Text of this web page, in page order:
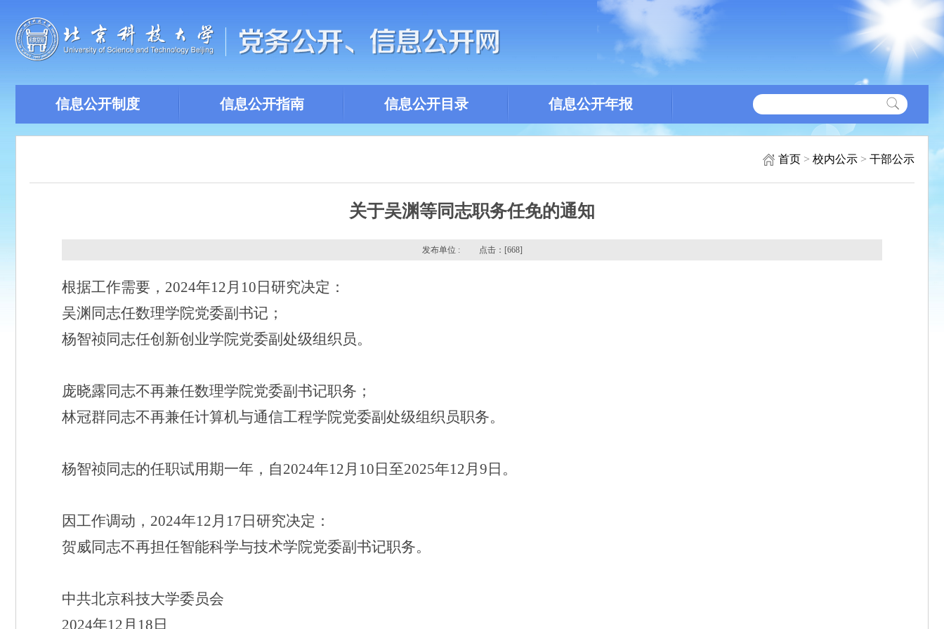
信息公开制度 信息公开指南 信息公开目录 信息公开年报
首页> 校内公示> 干部公示
关于吴渊等同志职务任免的通知
发布单位 : 点击：[668]
根据工作需要， 2024年12月 10 日 研究决定：
吴渊同志任数理学院党委副书记；
杨智祯同志任创新创业学院党委副处级组织员。
庞晓露同志不再兼任数理学院党委副书记职务；
林冠群同志不再兼任计算机与通信工程学院党委副处级组织员职务。
杨智祯同志的任职试用期一年，自2024年12月 10 日至2025年12月 9 日。
因工作调动， 2024年12月 17 日 研究决定：
贺威同志不再担任智能科学与技术学院党委副书记职务。
中共北京科技大学委员会
2024年12 月 18 日